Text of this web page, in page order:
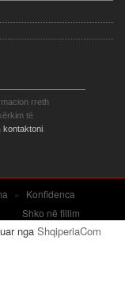
rreth
të
kontaktoni
»
Konfidenca
Shko në fillim
nga ShqiperiaCom